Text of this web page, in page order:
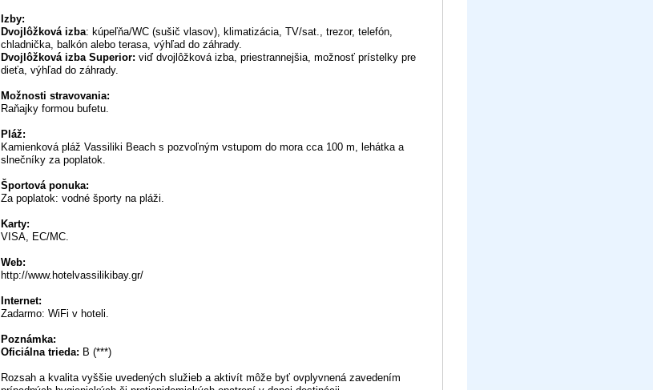
Izby:
Dvojlôžková izba: kúpeľňa/WC (sušič vlasov), klimatizácia, TV/sat., trezor, telefón,
chladnička, balkón alebo terasa, výhľad do záhrady.
Dvojlôžková izba Superior: viď dvojlôžková izba, priestrannejšia, možnosť prístelky pre
dieťa, výhľad do záhrady.
Možnosti stravovania:
Raňajky formou bufetu.
Pláž:
Kamienková pláž Vassiliki Beach s pozvoľným vstupom do mora cca 100 m, lehátka a
slnečníky za poplatok.
Športová ponuka:
Za poplatok: vodné športy na pláži.
Karty:
VISA, EC/MC.
Web:
http://www.hotelvassilikibay.gr/
Internet:
Zadarmo: WiFi v hoteli.
Poznámka:
Oficiálna trieda: B (***)
Rozsah a kvalita vyššie uvedených služieb a aktivít môže byť ovplyvnená zavedením